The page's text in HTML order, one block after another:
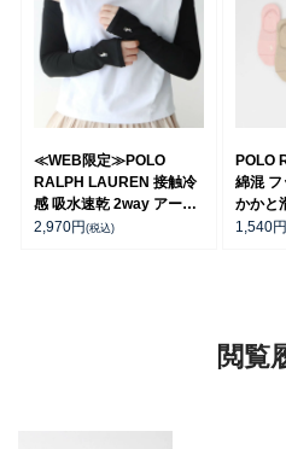
≪WEB限定≫POLO
RALPH LAUREN 接触冷
感 吸水速乾 2way アーム
カバー ＆ レッグウォーマ
2,970円(税込)
POLO
綿混 フ
かかと
ーソッ
1,540
閲覧